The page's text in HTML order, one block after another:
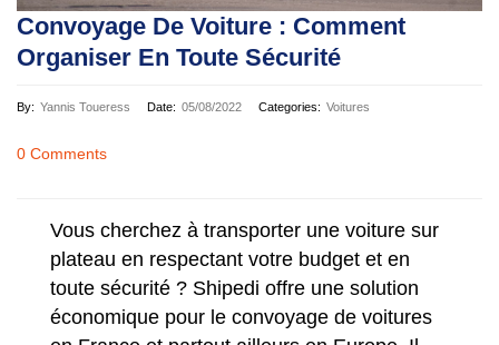
Convoyage De Voiture : Comment
Organiser En Toute Sécurité
By: Yannis Toueress Date: 05/08/2022 Categories: Voitures
0 Comments
Vous cherchez à transporter une voiture sur
plateau en respectant votre budget et en
toute sécurité ? Shipedi offre une solution
économique pour le convoyage de voitures